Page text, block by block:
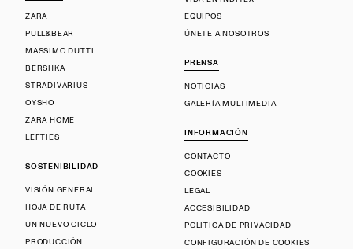
ZARA
PULL&BEAR
MASSIMO DUTTI
BERSHKA
STRADIVARIUS
OYSHO
ZARA HOME
LEFTIES
SOSTENIBILIDAD
VISIÓN GENERAL
HOJA DE RUTA
UN NUEVO CICLO
PRODUCCIÓN
EQUIPOS
ÚNETE A NOSOTROS
PRENSA
NOTICIAS
GALERÍA MULTIMEDIA
INFORMACIÓN
CONTACTO
COOKIES
LEGAL
ACCESIBILIDAD
POLÍTICA DE PRIVACIDAD
CONFIGURACIÓN DE COOKIES